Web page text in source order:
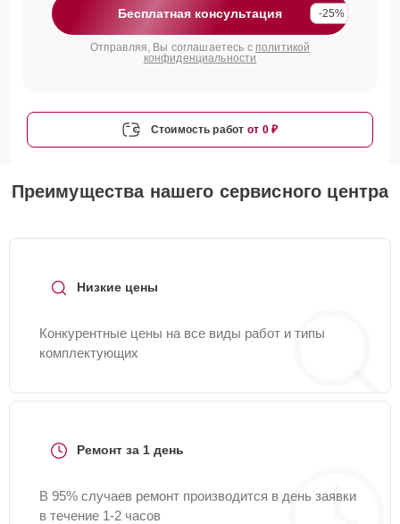
Бесплатная консультация -25%
Отправляя, Вы соглашаетесь с политикой
конфиденциальности
Стоимость работ от 0 ₽
Преимущества нашего сервисного центра
Низкие цены
Конкурентные цены на все виды работ и типы
комплектующих
Ремонт за 1 день
В 95% случаев ремонт производится в день заявки
в течение 1-2 часов